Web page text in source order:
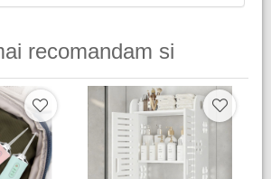
recomandam si